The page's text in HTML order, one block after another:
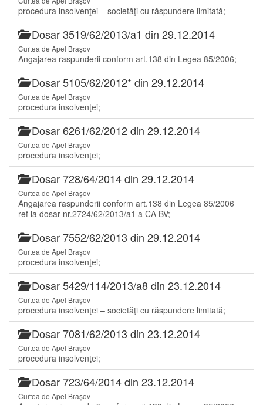
procedura insolvenţei – societăţi cu răspundere limitată;
Dosar 3519/62/2013/a1 din 29.12.2014
Curtea de Apel Brașov
Angajarea raspunderii conform art.138 din Legea 85/2006;
Dosar 5105/62/2012* din 29.12.2014
Curtea de Apel Brașov
procedura insolvenţei;
Dosar 6261/62/2012 din 29.12.2014
Curtea de Apel Brașov
procedura insolvenţei;
Dosar 728/64/2014 din 29.12.2014
Curtea de Apel Brașov
Angajarea raspunderii conform art.138 din Legea 85/2006
ref la dosar nr.2724/62/2013/a1 a CA BV;
Dosar 7552/62/2013 din 29.12.2014
Curtea de Apel Brașov
procedura insolvenţei;
Dosar 5429/114/2013/a8 din 23.12.2014
Curtea de Apel Brașov
procedura insolvenţei – societăţi cu răspundere limitată;
Dosar 7081/62/2013 din 23.12.2014
Curtea de Apel Brașov
procedura insolvenţei;
Dosar 723/64/2014 din 23.12.2014
Curtea de Apel Brașov